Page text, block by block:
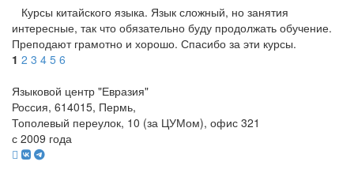
Курсы китайского языка. Язык сложный, но занятия
интересные, так что обязательно буду продолжать обучение.
Преподают грамотно и хорошо. Спасибо за эти курсы.
1 2 3 4 5 6
Языковой центр "Евразия"
Россия, 614015, Пермь,
Тополевый переулок, 10 (за ЦУМом), офис 321
с 2009 года